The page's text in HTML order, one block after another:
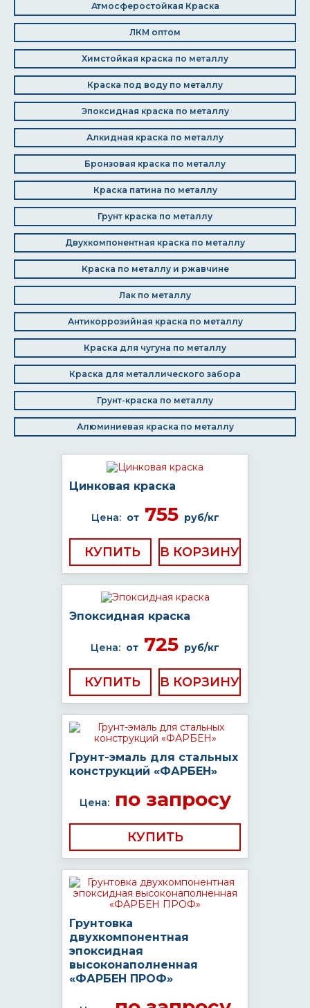
Атмосферостойкая Краска
ЛКМ оптом
Химстойкая краска по металлу
Краска под воду по металлу
Эпоксидная краска по металлу
Алкидная краска по металлу
Бронзовая краска по металлу
Краска патина по металлу
Грунт краска по металлу
Двухкомпонентная краска по металлу
Краска по металлу и ржавчине
Лак по металлу
Антикоррозийная краска по металлу
Краска для чугуна по металлу
Краска для металлического забора
Грунт-краска по металлу
Алюминиевая краска по металлу
Цинковая краска
Цена: от755 руб/кг
КУПИТЬ
Эпоксидная краска
Цена: от 725 руб/кг
КУПИТЬ
Грунт-эмаль для стальных
конструкций «ФАРБЕН»
Цена:по запросу
КУПИТЬ
Грунтовка
двухкомпонентная
эпоксидная
высоконаполненная
«ФАРБЕН ПРОФ»